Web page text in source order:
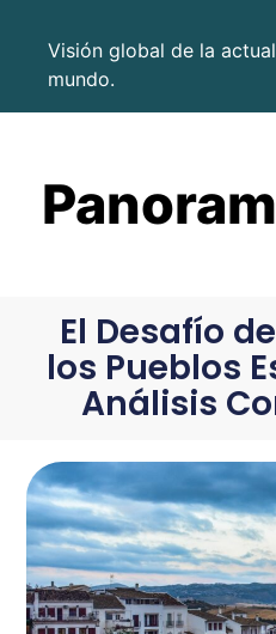
Visión global de la
mundo.
El Desafío
los Pueblos
Análisis